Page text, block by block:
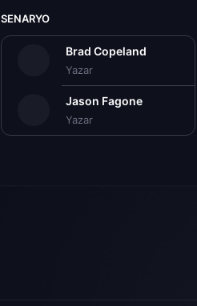
SENARYO
Brad Copeland
Yazar
Jason Fagone
Yazar